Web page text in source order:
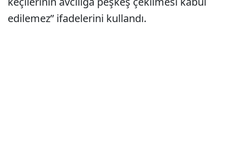
edilemez” ifadelerini kullandı.